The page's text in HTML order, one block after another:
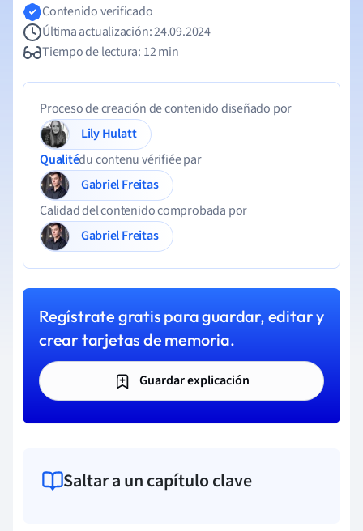
Contenido verificado
Última actualización: 24.09.2024
Tiempo de lectura: 12 min
Proceso de creación de contenido diseñado por
Lily Hulatt
Qualitédu contenu vérifiée par
Gabriel Freitas
Calidad del contenido comprobada por
Gabriel Freitas
Regístrate gratis para guardar, editar y
crear tarjetas de memoria.
Guardar explicación
Saltar a un capítulo clave